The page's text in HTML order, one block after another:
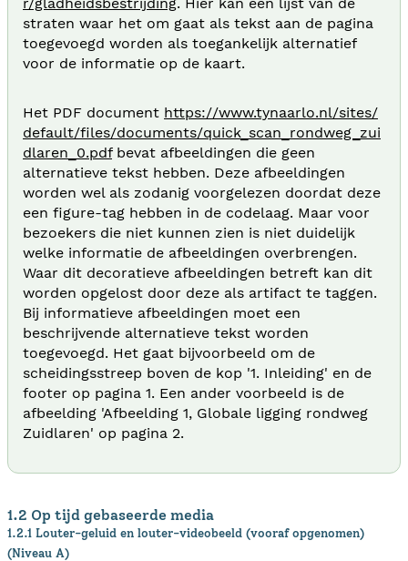
straten waar het om gaat als tekst aan de pagina
toegevoegd worden als toegankelijk alternatief
voor de informatie op de kaart.
Het PDF document https://www.tynaarlo.nl/sites/
default/files/documents/quick_scan_rondweg_zui
dlaren_0.pdfbevat afbeeldingen die geen
alternatieve tekst hebben. Deze afbeeldingen
worden wel als zodanig voorgelezen doordat deze
een figure-tag hebben in de codelaag. Maar voor
bezoekers die niet kunnen zien is niet duidelijk
welke informatie de afbeeldingen overbrengen.
Waar dit decoratieve afbeeldingen betreft kan dit
worden opgelost door deze als artifact te taggen.
Bij informatieve afbeeldingen moet een
beschrijvende alternatieve tekst worden
toegevoegd. Het gaat bijvoorbeeld om de
scheidingsstreep boven de kop '1. Inleiding' en de
footer op pagina 1. Een ander voorbeeld is de
afbeelding 'Afbeelding 1, Globale ligging rondweg
Zuidlaren' op pagina 2.
1.2 Op tijd gebaseerde media
1.2.1 Louter-geluid en louter-videobeeld (vooraf opgenomen)
(Niveau A)